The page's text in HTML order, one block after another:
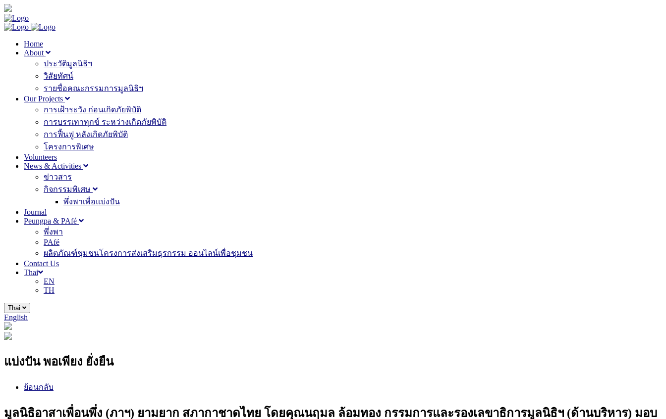
Home
About
ประวัติมูลนิธิฯ
วิสัยทัศน์
รายชื่อคณะกรรมการมูลนิธิฯ
Our Projects
การเฝ้าระวัง ก่อนเกิดภัยพิบัติ
การบรรเทาทุกข์ ระหว่างเกิดภัยพิบัติ
การฟื้นฟู หลังเกิดภัยพิบัติ
โครงการพิเศษ
Volunteers
News & Activities
ข่าวสาร
กิจกรรมพิเศษ
พึ่งพาเพื่อแบ่งปัน
Journal
Peungpa & PAfé
พึ่งพา
PAfé
ผลิตภัณฑ์ชุมชนโครงการส่งเสริมธุรกรรม ออนไลน์เพื่อชุมชน
Contact Us
Thai
EN
TH
Thai
English
แบ่งปัน พอเพียง ยั่งยืน
ย้อนกลับ
มูลนิธิอาสาเพื่อนพึ่ง (ภาฯ) ยามยาก สภากาชาดไทย โดยคุณนฤมล ล้อมทอง กรรมการและรองเลขาธิการมูลนิธิฯ (ด้านบริหาร) มอบ